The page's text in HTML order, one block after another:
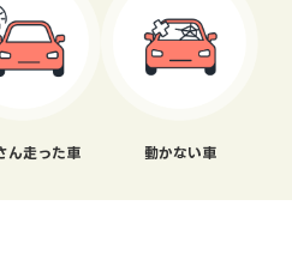
ん走った車 動かない車